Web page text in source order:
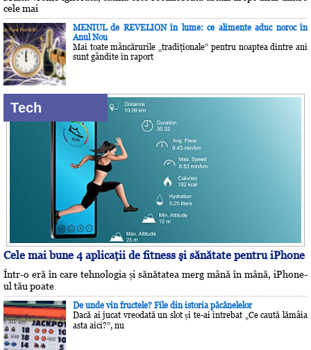
cele mai
MENIUL de REVELION în lume: ce alimente aduc noroc în
Anul Nou
Mai toate mâncărurile „tradiţionale” pentru noaptea dintre ani
sunt gândite în raport
Tech
Cele mai bune 4 aplicaţii de fitness şi sănătate pentru iPhone
Într-o eră în care tehnologia și sănătatea merg mână în mână, iPhone-
ul tău poate
De unde vin fructele? File din istoria păcănelelor
Dacă ai jucat vreodată un slot și te-ai întrebat „Ce caută lămâia
asta aici?”, nu